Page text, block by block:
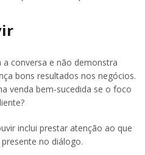
conversa e não demonstra
bons resultados nos negócios.
venda bem-sucedida se o foco
inclui prestar atenção ao que
no diálogo.